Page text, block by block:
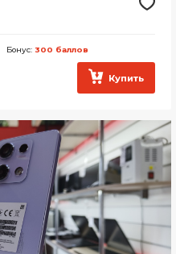
Бонус: 300 баллов
Купить